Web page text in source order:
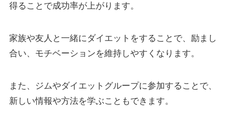
得ることで成功率が上がります。
家族や友人と一緒にダイエットをすることで、励まし
合い、モチベーションを維持しやすくなります。
また、ジムやダイエットグループに参加することで、
新しい情報や方法を学ぶこともできます。